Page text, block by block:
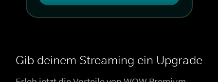
Gib deinem Streaming ein Upgrade